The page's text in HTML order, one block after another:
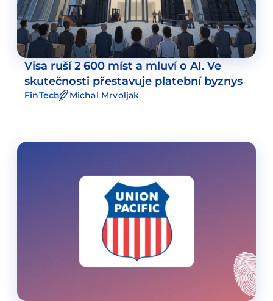
Visa ruší 2 600 míst a mluví o AI. Ve
skutečnosti přestavuje platební byznys
FinTech Michal Mrvoljak